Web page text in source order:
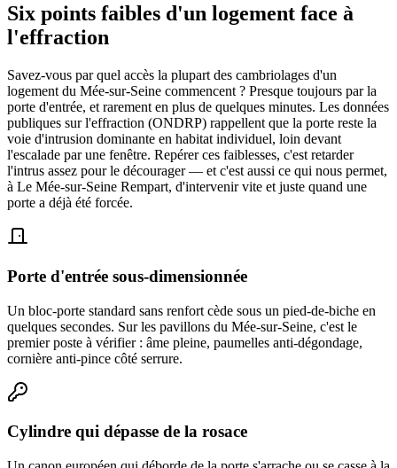
Six points faibles d'un logement face à
l'effraction
Savez-vous par quel accès la plupart des cambriolages d'un
logement du Mée-sur-Seine commencent ? Presque toujours par la
porte d'entrée, et rarement en plus de quelques minutes. Les données
publiques sur l'effraction (ONDRP) rappellent que la porte reste la
voie d'intrusion dominante en habitat individuel, loin devant
l'escalade par une fenêtre. Repérer ces faiblesses, c'est retarder
l'intrus assez pour le décourager — et c'est aussi ce qui nous permet,
à Le Mée-sur-Seine Rempart, d'intervenir vite et juste quand une
porte a déjà été forcée.
Porte d'entrée sous-dimensionnée
Un bloc-porte standard sans renfort cède sous un pied-de-biche en
quelques secondes. Sur les pavillons du Mée-sur-Seine, c'est le
premier poste à vérifier : âme pleine, paumelles anti-dégondage,
cornière anti-pince côté serrure.
Cylindre qui dépasse de la rosace